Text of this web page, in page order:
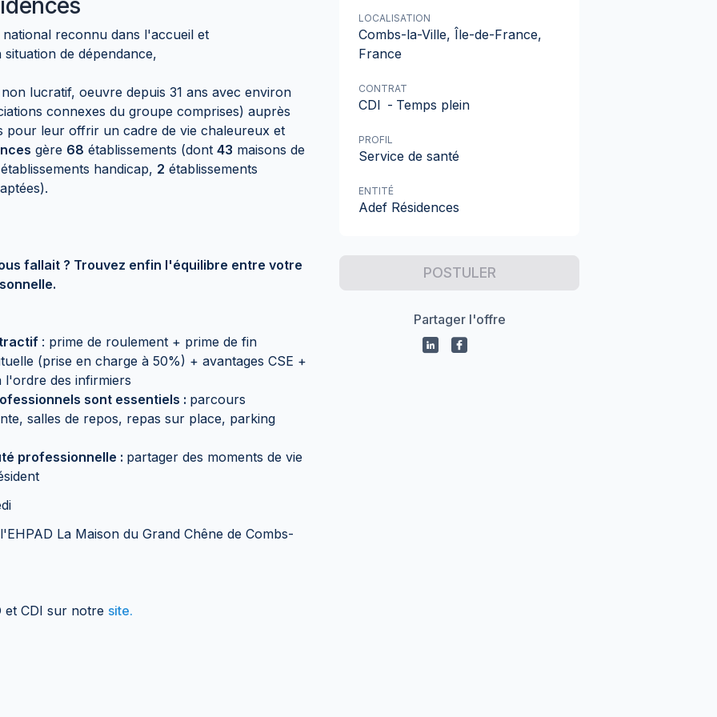
reconnu dans l'accueil et
de dépendance,
lucratif, oeuvre depuis 31 ans avec environ
connexes du groupe comprises) auprès
pour leur offrir un cadre de vie chaleureux et
gère 68 établissements (dont 43 maisons de
handicap, 2 établissements
fallait ? Trouvez enfin l'équilibre entre votre
: prime de roulement + prime de fin
(prise en charge à 50%) + avantages CSE +
l'ordre des infirmiers
sont essentiels : parcours
salles de repos, repas sur place, parking
professionnelle : partager des moments de vie
La Maison du Grand Chêne de Combs-
et CDI sur notre site.
LOCALISATION
Combs-la-Ville, Île-de-France,
France
CONTRAT
CDI - Temps plein
PROFIL
Service de santé
ENTITÉ
Adef Résidences
POSTULER
Partager l'offre